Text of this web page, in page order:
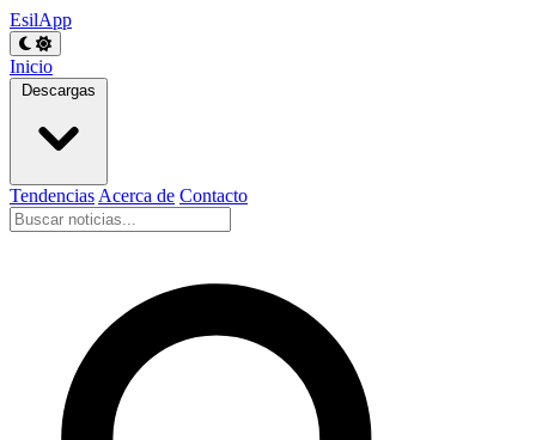
EsilApp
Inicio
Descargas
Tendencias Acerca de Contacto